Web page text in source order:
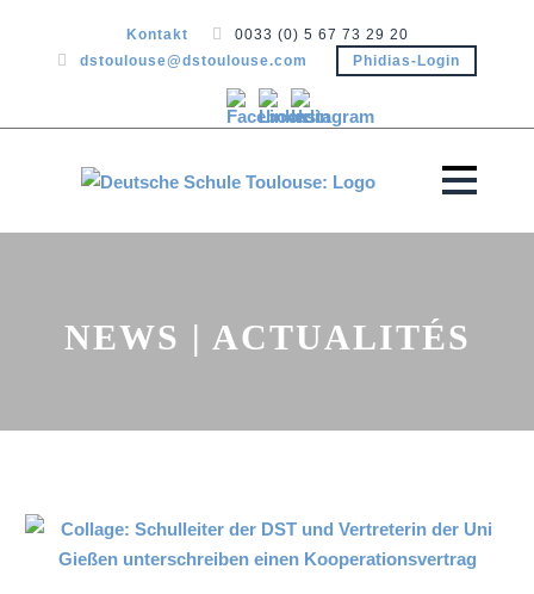
Kontakt
0033 (0) 5 67 73 29 20
dstoulouse@dstoulouse.com
Phidias-Login
NEWS | ACTUALITÉS